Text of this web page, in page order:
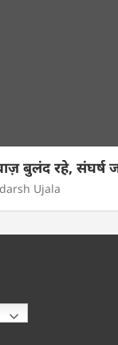
बुलंद रहे, संघर्ष
Ujala